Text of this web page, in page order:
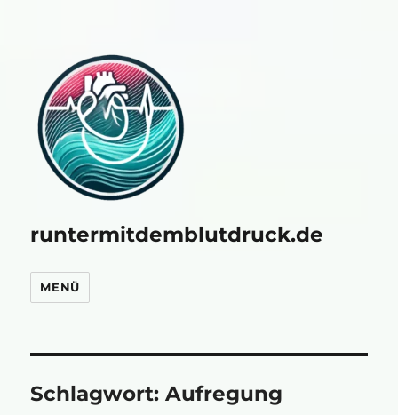
runtermitdemblutdruck.de
MENÜ
Schlagwort:Aufregung